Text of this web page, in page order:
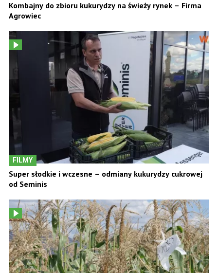
Kombajny do zbioru kukurydzy na świeży rynek – Firma
Agrowiec
FILMY
Super słodkie i wczesne – odmiany kukurydzy cukrowej
od Seminis